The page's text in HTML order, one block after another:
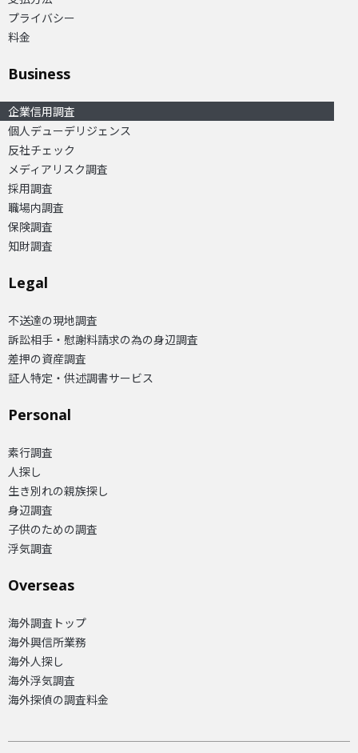
プライバシー
料金
Business
企業信用調査
個人デューデリジェンス
反社チェック
メディアリスク調査
採用調査
職場内調査
保険調査
知財調査
Legal
不送達の現地調査
訴訟相手・慰謝料請求の為の身辺調査
差押の資産調査
証人特定・供述調書サービス
Personal
素行調査
人探し
生き別れの親族探し
身辺調査
子供のための調査
浮気調査
Overseas​
海外調査トップ
海外興信所業務
海外人探し
海外浮気調査
海外探偵の調査料金